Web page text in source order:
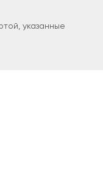
указанные